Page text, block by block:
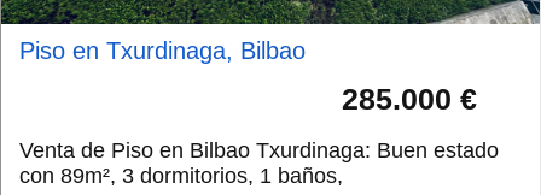
Piso en Txurdinaga, Bilbao
285.000 €
Venta de Piso en Bilbao Txurdinaga: Buen estado
con 89m², 3 dormitorios, 1 baños,